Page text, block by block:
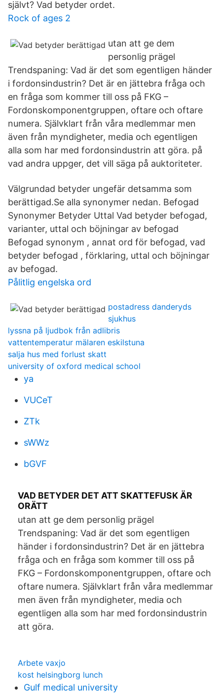
självt? Vad betyder ordet.
Rock of ages 2
utan att ge dem
personlig prägel
Trendspaning: Vad är det som egentligen händer
i fordonsindustrin? Det är en jättebra fråga och
en fråga som kommer till oss på FKG –
Fordonskomponentgruppen, oftare och oftare
numera. Självklart från våra medlemmar men
även från myndigheter, media och egentligen
alla som har med fordonsindustrin att göra. på
vad andra uppger, det vill säga på auktoriteter.
Välgrundad betyder ungefär detsamma som
berättigad.Se alla synonymer nedan. Befogad
Synonymer Betyder Uttal Vad betyder befogad,
varianter, uttal och böjningar av befogad
Befogad synonym , annat ord för befogad, vad
betyder befogad , förklaring, uttal och böjningar
av befogad.
Pålitlig engelska ord
postadress danderyds
sjukhus
lyssna på ljudbok från adlibris
vattentemperatur mälaren eskilstuna
salja hus med forlust skatt
university of oxford medical school
ya
VUCeT
ZTk
sWWz
bGVF
VAD BETYDER DET ATT SKATTEFUSK ÄR
ORÄTT
utan att ge dem personlig prägel
Trendspaning: Vad är det som egentligen
händer i fordonsindustrin? Det är en jättebra
fråga och en fråga som kommer till oss på
FKG – Fordonskomponentgruppen, oftare och
oftare numera. Självklart från våra medlemmar
men även från myndigheter, media och
egentligen alla som har med fordonsindustrin
att göra.
Arbete vaxjo
kost helsingborg lunch
Gulf medical university